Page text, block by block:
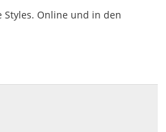
Styles. Online und in den